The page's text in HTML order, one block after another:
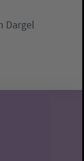
Dargel